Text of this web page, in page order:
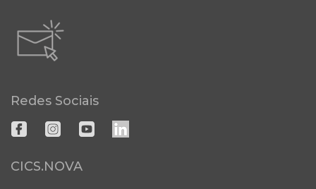
Redes Sociais
CICS.NOVA